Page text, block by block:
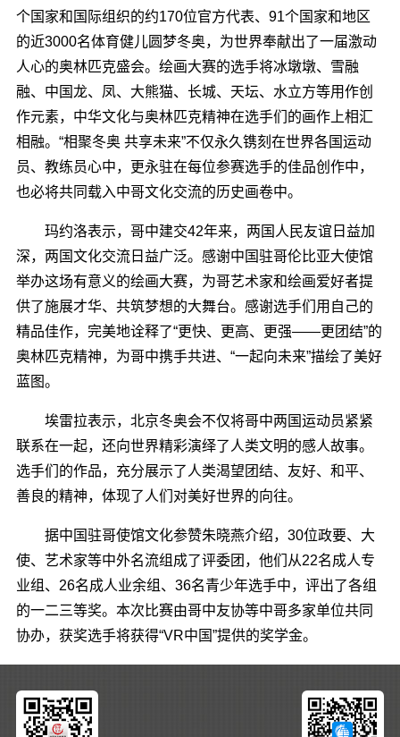
个国家和国际组织的约170位官方代表、91个国家和地区
的近3000名体育健儿圆梦冬奥，为世界奉献出了一届激动
人心的奥林匹克盛会。绘画大赛的选手将冰墩墩、雪融
融、中国龙、凤、大熊猫、长城、天坛、水立方等用作创
作元素，中华文化与奥林匹克精神在选手们的画作上相汇
相融。“相聚冬奥 共享未来”不仅永久镌刻在世界各国运动
员、教练员心中，更永驻在每位参赛选手的佳品创作中，
也必将共同载入中哥文化交流的历史画卷中。
玛约洛表示，哥中建交42年来，两国人民友谊日益加
深，两国文化交流日益广泛。感谢中国驻哥伦比亚大使馆
举办这场有意义的绘画大赛，为哥艺术家和绘画爱好者提
供了施展才华、共筑梦想的大舞台。感谢选手们用自己的
精品佳作，完美地诠释了“更快、更高、更强――更团结”的
奥林匹克精神，为哥中携手共进、“一起向未来”描绘了美好
蓝图。
埃雷拉表示，北京冬奥会不仅将哥中两国运动员紧紧
联系在一起，还向世界精彩演绎了人类文明的感人故事。
选手们的作品，充分展示了人类渴望团结、友好、和平、
善良的精神，体现了人们对美好世界的向往。
据中国驻哥使馆文化参赞朱晓燕介绍，30位政要、大
使、艺术家等中外名流组成了评委团，他们从22名成人专
业组、26名成人业余组、36名青少年选手中，评出了各组
的一二三等奖。本次比赛由哥中友协等中哥多家单位共同
协办，获奖选手将获得“VR中国”提供的奖学金。